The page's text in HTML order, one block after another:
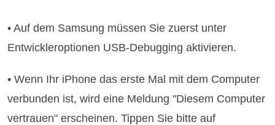
• Auf dem Samsung müssen Sie zuerst unter
Entwickleroptionen USB-Debugging aktivieren.
• Wenn Ihr iPhone das erste Mal mit dem Computer
verbunden ist, wird eine Meldung "Diesem Computer
vertrauen" erscheinen. Tippen Sie bitte auf